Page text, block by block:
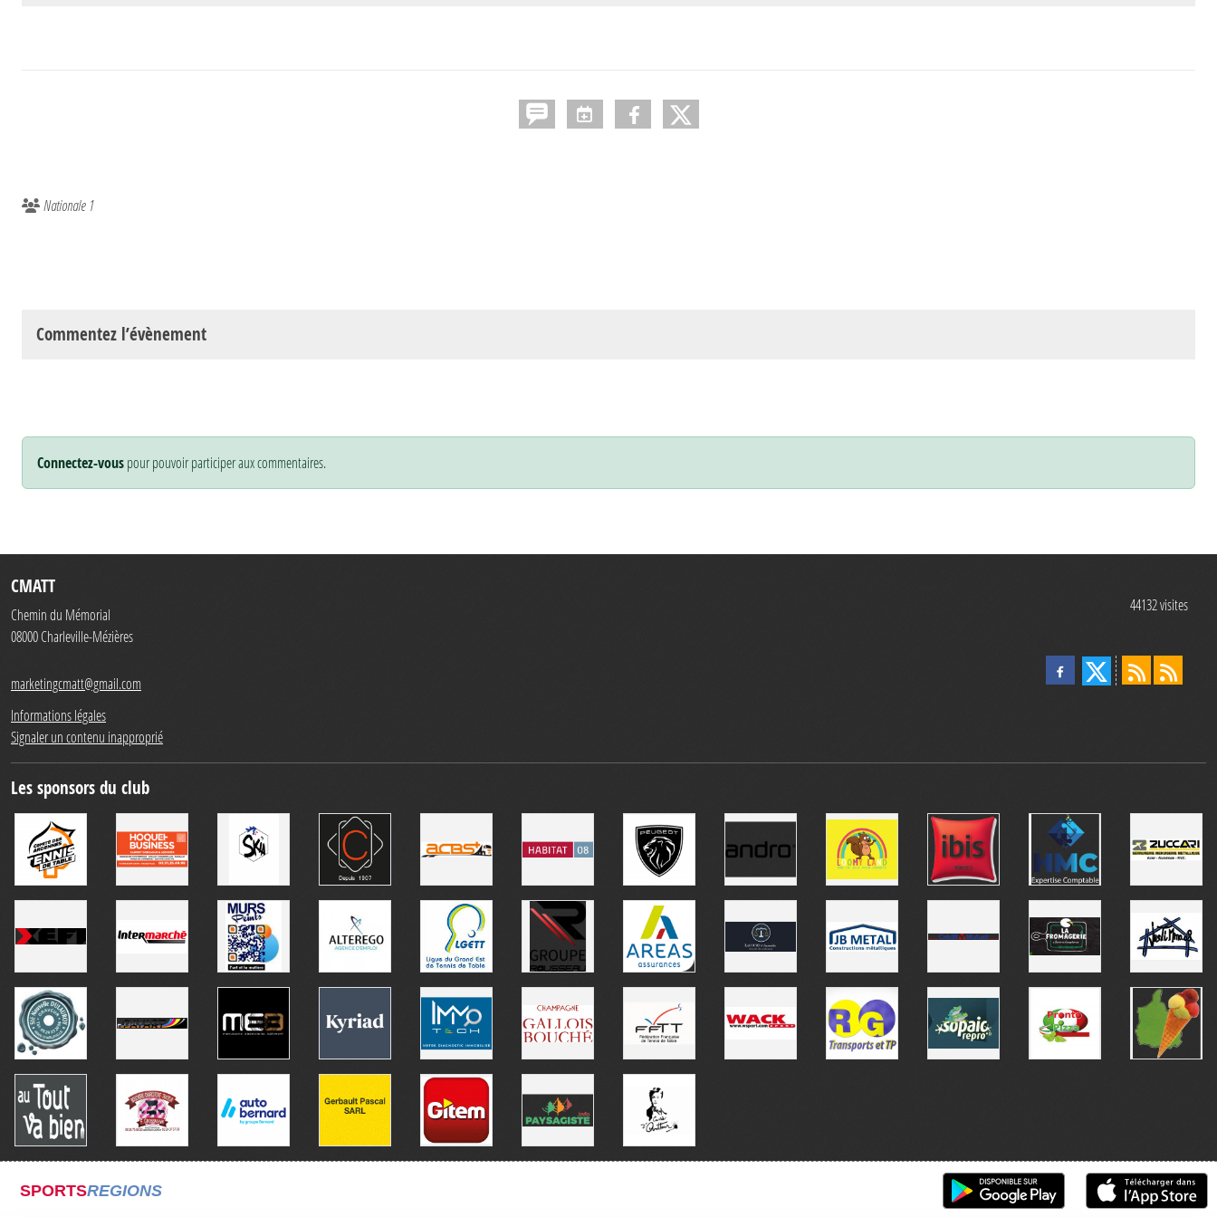
Nationale 1
Commentez l’évènement
Connectez-vouspour pouvoir participer aux commentaires.
CMATT
Chemin du Mémorial
08000Charleville-Mézières
marketingcmatt@gmail.com
Informations légales
Signaler un contenu inapproprié
44132visites
Les sponsors du club
SPORTSREGIONS